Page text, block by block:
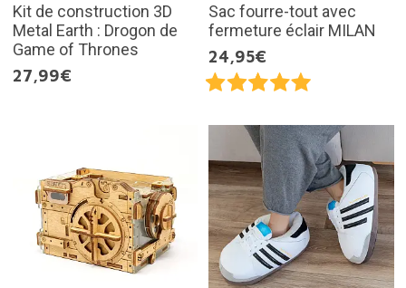
Kit de construction 3D
Metal Earth : Drogon de
Game of Thrones
27,99€
Sac fourre-tout avec
fermeture éclair MILAN
24,95€